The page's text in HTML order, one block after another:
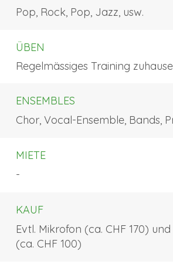
Pop, Rock, Pop, Jazz, usw.
ÜBEN
Regelmässiges Training zuhause
ENSEMBLES
Chor, Vocal-Ensemble, Bands,
MIETE
-
KAUF
Evtl. Mikrofon (ca. CHF 170)
(ca. CHF 100)